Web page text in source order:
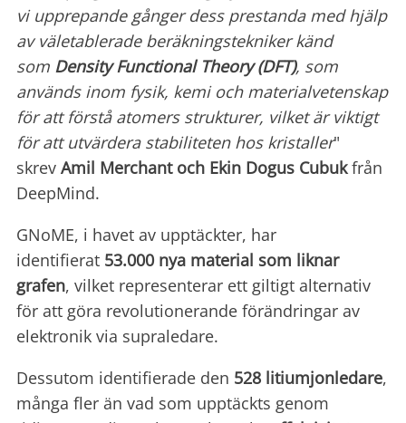
vi upprepande gånger dess prestanda med hjälp
av väletablerade beräkningstekniker känd
som Density Functional Theory (DFT), som
används inom fysik, kemi och materialvetenskap
för att förstå atomers strukturer, vilket är viktigt
för att utvärdera stabiliteten hos kristaller"
skrev Amil Merchant och Ekin Dogus Cubukfrån
DeepMind.
GNoME, i havet av upptäckter, har
identifierat 53.000 nya material som liknar
grafen, vilket representerar ett giltigt alternativ
för att göra revolutionerande förändringar av
elektronik via supraledare.
Dessutom identifierade den 528 litiumjonledare,
många fler än vad som upptäckts genom